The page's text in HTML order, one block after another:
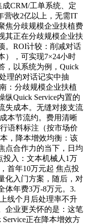
CRM/工单系统、定
营收2亿以上，无需IT
焦分歧规模企业扶植费
其正在分歧规模企业扶
。ROI计较：削减对话
），可实现7×24小时
，以系统为例，Quick
理的对话记实中抽
：分歧规模企业扶植
Quick Service内置的
失成本。无缝对接支流
本节流约。费用清晰
语料标注（按市场价
，降本增效均衡：该
点合作力的当下，日均
投入：文本机械人1万
首年10万元起 焦点投
化入门方案，随后，对
体年费3万-8万元。3.
线个月后处理率不升
业更关怀的是：这笔
正在降本增效方